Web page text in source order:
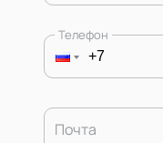
Телефон
Почта